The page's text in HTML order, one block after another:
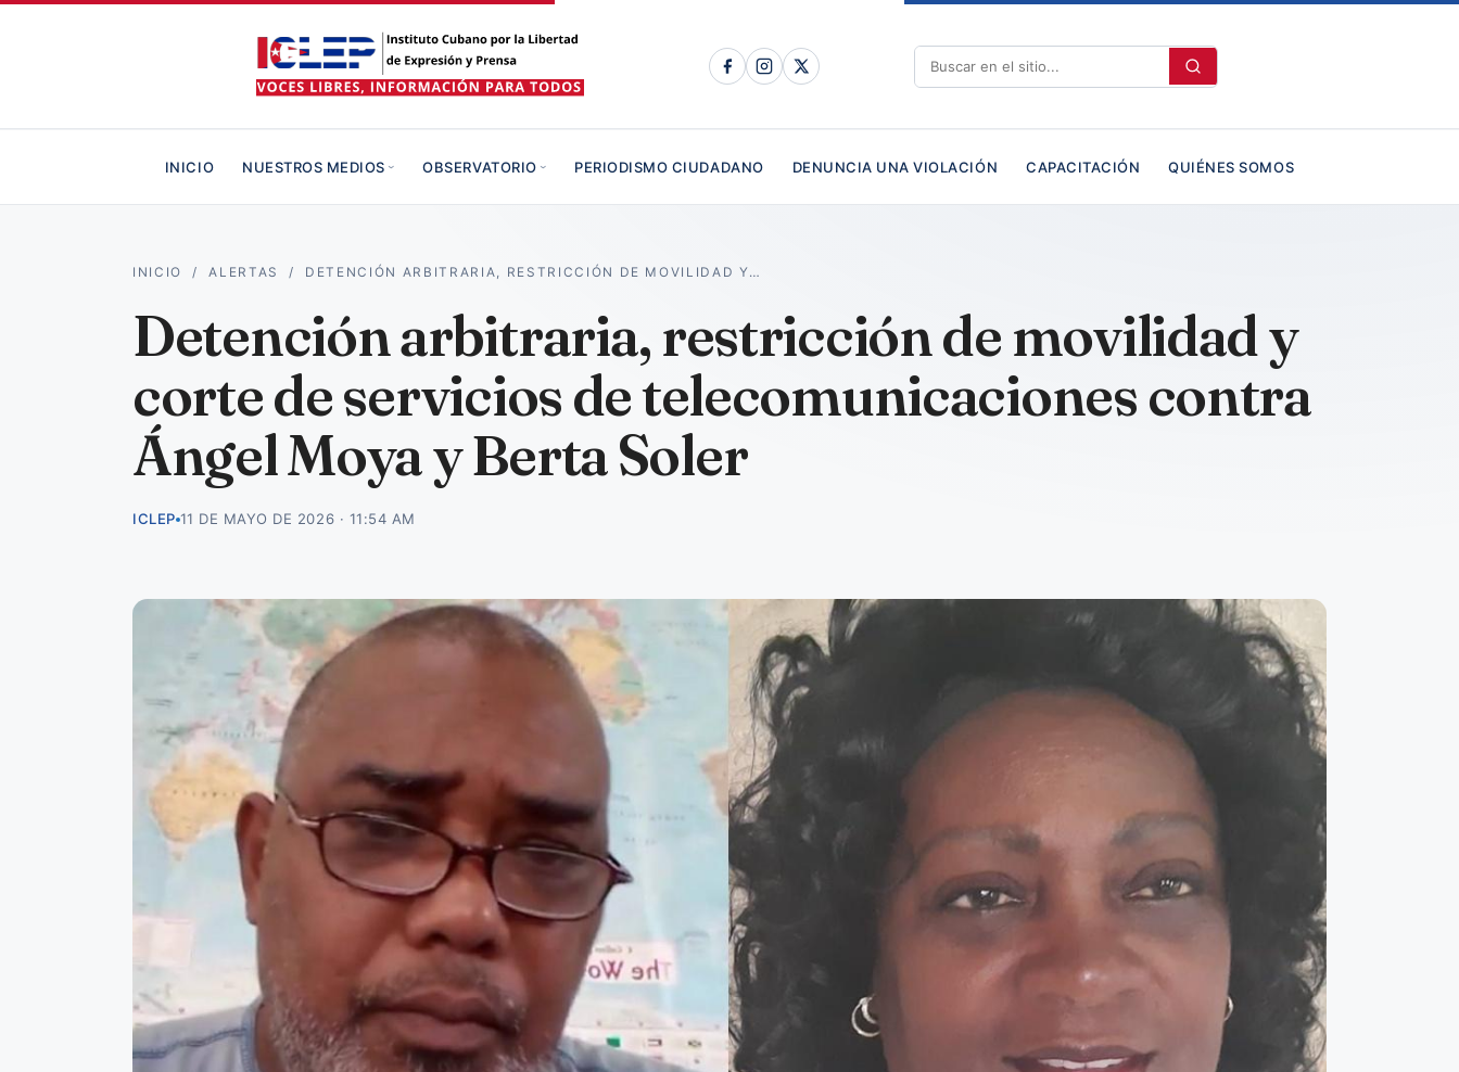
INICIO NUESTROS MEDIOS OBSERVATORIO PERIODISMO CIUDADANO DENUNCIA UNA VIOLACIÓN CAPACITACIÓN QUIÉNES SOMOS
INICIO /ALERTAS / DETENCIÓN ARBITRARIA, RESTRICCIÓN DE MOVILIDAD Y…
Detención arbitraria, restricción de movilidad y
corte de servicios de telecomunicaciones contra
Ángel Moya y Berta Soler
ICLEP 11 DE MAYO DE 2026 · 11:54 AM